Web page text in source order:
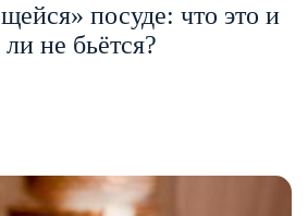
посуде: что это и
не бьётся?